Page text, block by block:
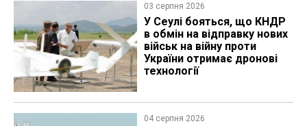
03 серпня 2026
У Сеулі бояться, що КНДР
в обмін на відправку нових
військ на війну проти
України отримає дронові
технології
04 серпня 2026